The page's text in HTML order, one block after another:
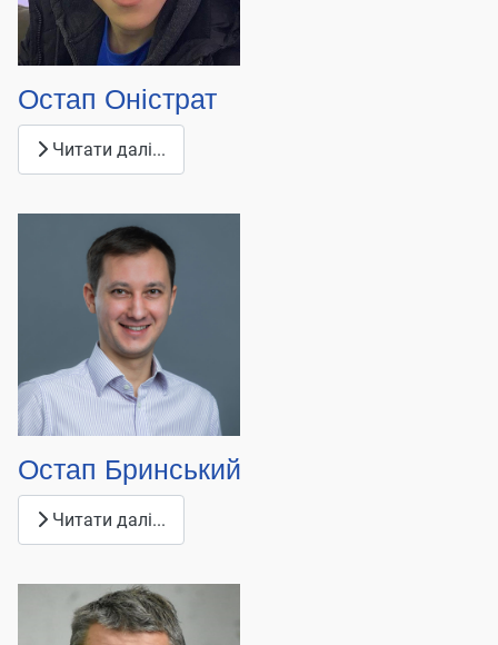
Остап Оністрат
Читати далі...
Остап Бринський
Читати далі...